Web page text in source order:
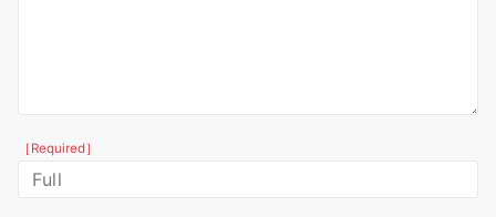
［Required］